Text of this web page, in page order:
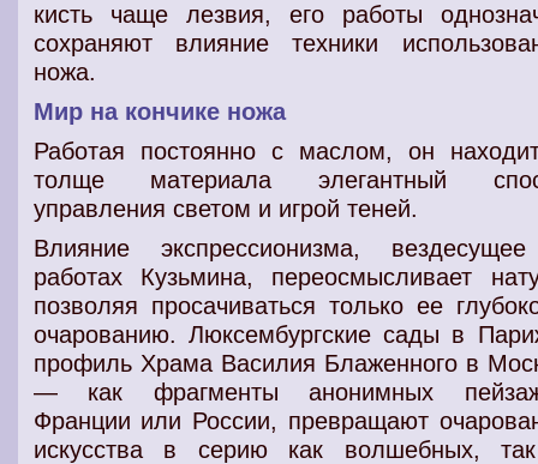
кисть чаще лезвия, его работы
сохраняют влияние техники
ножа.
Мир на кончике ножа
Работая постоянно с маслом, он
толще материала элегантный
управления светом и игрой теней.
Влияние экспрессионизма,
работах Кузьмина, переосмысливает
позволяя просачиваться только ее
очарованию. Люксембургские сады в
профиль Храма Василия Блаженного в
— как фрагменты анонимных
Франции или России, превращают
искусства в серию как волшебных,